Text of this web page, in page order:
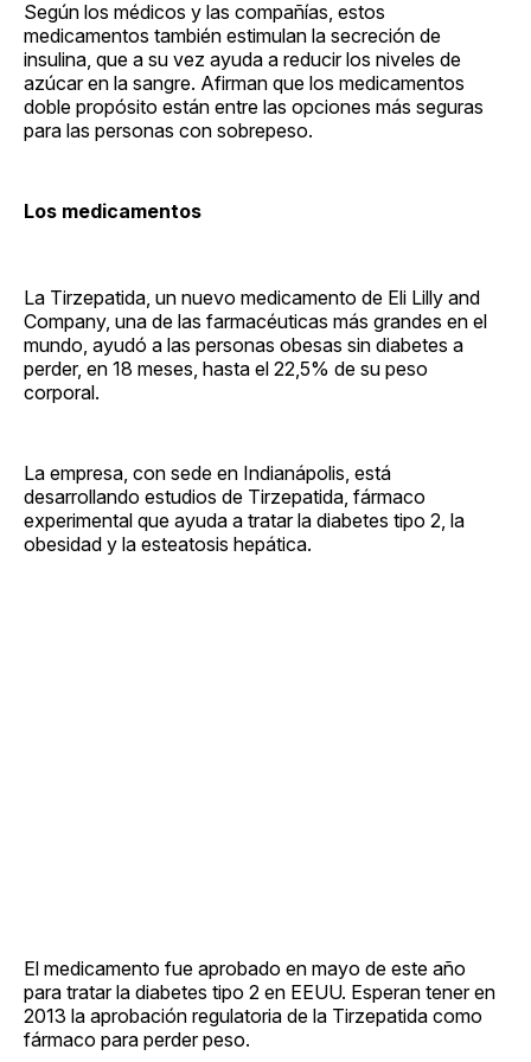
Según los médicos y las compañías, estos
medicamentos también estimulan la secreción de
insulina, que a su vez ayuda a reducir los niveles de
azúcar en la sangre. Afirman que los medicamentos
doble propósito están entre las opciones más seguras
para las personas con sobrepeso.
Los medicamentos
La Tirzepatida, un nuevo medicamento de Eli Lilly and
Company, una de las farmacéuticas más grandes en el
mundo, ayudó a las personas obesas sin diabetes a
perder, en 18 meses, hasta el 22,5% de su peso
corporal.
La empresa, con sede en Indianápolis, está
desarrollando estudios de Tirzepatida, fármaco
experimental que ayuda a tratar la diabetes tipo 2, la
obesidad y la esteatosis hepática.
El medicamento fue aprobado en mayo de este año
para tratar la diabetes tipo 2 en EEUU. Esperan tener en
2013 la aprobación regulatoria de la Tirzepatida como
fármaco para perder peso.